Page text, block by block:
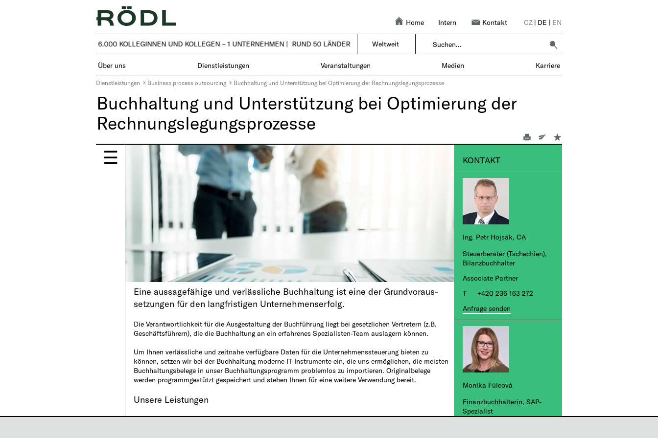
Home Intern Kontakt CZ | DE | EN
RUND 50 LÄNDER – ÜBER 6.000 KOLLEGINNEN UND KOLLEGEN – 1 UNTERNEHMEN | RUND 50 LÄNDER – ÜBER 6.000 KOLLEGINNEN UND KOLLEGEN – 1 UNTERNEHMEN |
Weltweit
Über uns Dienstleistungen Veranstaltungen Medien Karriere
Dienstleistungen Business process outsourcing Buchhaltung und Unterstützung bei Optimierung der Rechnungslegungsprozesse
Buchhaltung und Unterstützung bei Optimierung der
Rechnungslegungsprozesse
Eine aussagefähige und verlässliche Buchhaltung ist eine der Grundvoraus­
setzungen für den langfristigen Unternehmenserfolg.
Die Verantwortlichkeit für die Ausgestaltung der Buchführung liegt bei gesetzlichen Vertretern (z.B.
Geschäftsführern), die die Buchhaltung an ein erfahrenes Spezialisten-Team auslagern können.
Um Ihnen verlässliche und zeitnahe verfügbare Daten für die Unternehmenssteuerung bieten zu
können, setzen wir bei der Buchhaltung moderne IT-Instrumente ein, die uns ermöglichen, die meisten
Buchhaltungsbelege in unser Buchhaltungsprogramm problemlos zu importieren. Originalbelege
werden programmgestützt gespeichert und stehen Ihnen für eine weitere Verwendung bereit.
Unsere Leistungen
Komplexe Finanzbuchhaltung nach tschechischen Recht in unserem Buchhaltungsprogramm
KONTAKT
Ing. Petr Hojsák, CA
Steuerberater (Tschechien),
Bilanzbuchhalter
Associate Partner
+420 236 163 272
Anfrage senden
Monika Füleová
Finanzbuchhalterin, SAP-
Spezialist